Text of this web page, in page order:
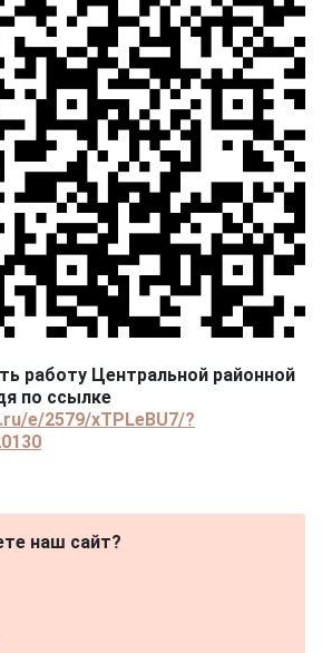
работу Центральной районной
по ссылке
e/2579/xTPLeBU7/?
наш сайт?